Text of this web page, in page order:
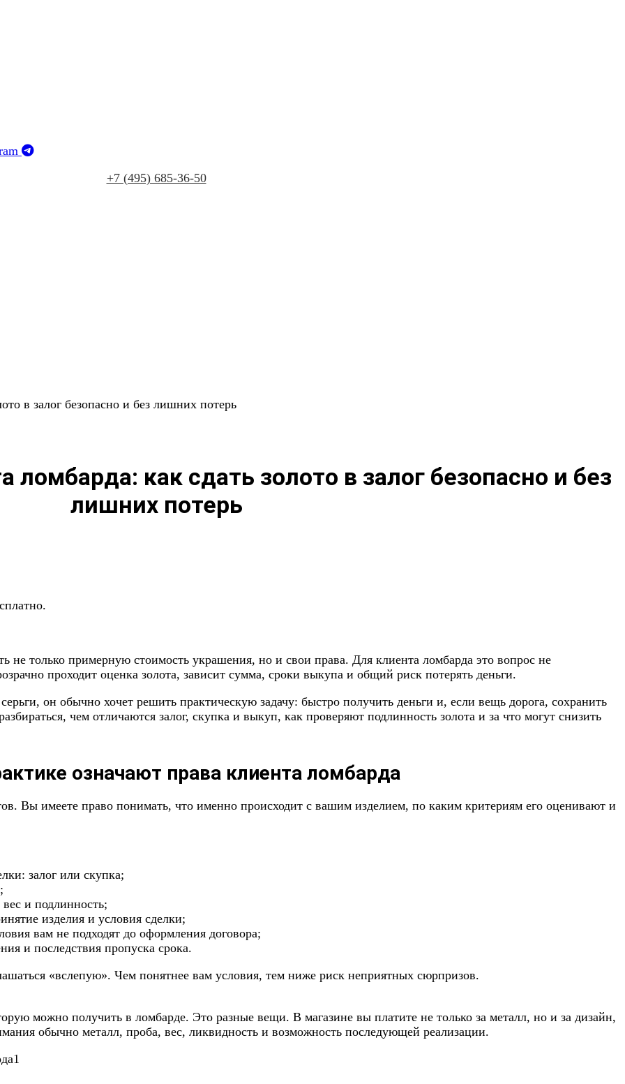
+7 (495) 685‑36‑50
в залог безопасно и без лишних потерь
ломбарда: как сдать золото в залог безопасно и без
лишних потерь
не только примерную стоимость украшения, но и свои права. Для клиента ломбарда это вопрос не
проходит оценка золота, зависит сумма, сроки выкупа и общий риск потерять деньги.
он обычно хочет решить практическую задачу: быстро получить деньги и, если вещь дорога, сохранить
чем отличаются залог, скупка и выкуп, как проверяют подлинность золота и за что могут снизить
означают права клиента ломбарда
Вы имеете право понимать, что именно происходит с вашим изделием, по каким критериям его оценивают и
залог или скупка;
и подлинность;
изделия и условия сделки;
вам не подходят до оформления договора;
и последствия пропуска срока.
«вслепую». Чем понятнее вам условия, тем ниже риск неприятных сюрпризов.
можно получить в ломбарде. Это разные вещи. В магазине вы платите не только за металл, но и за дизайн,
обычно металл, проба, вес, ликвидность и возможность последующей реализации.